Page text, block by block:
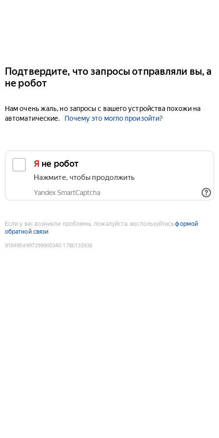
Подтвердите, что запросы отправляли вы, а
не робот
Нам очень жаль, но запросы с вашего устройства похожи на
автоматические.
Почему это могло произойти?
Я не робот
Нажмите, чтобы продолжить
Yandex SmartCaptcha
Если у вас возникли проблемы, пожалуйста, воспользуйтесьформой
обратной связи
9184954997299900340:1786133936